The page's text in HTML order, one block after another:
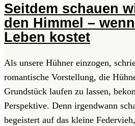
Seitdem schauen
den Himmel –
Leben kostet
Als unsere Hühner einzogen,
romantische Vorstellung, die
Grundstück laufen zu lassen,
Perspektive. Denn irgendwann
begeistert auf das kleine